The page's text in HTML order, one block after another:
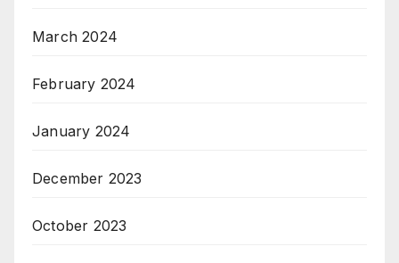
March 2024
February 2024
January 2024
December 2023
October 2023